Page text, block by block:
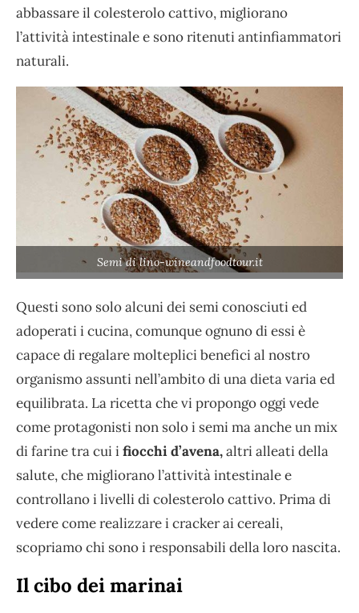
abbassare il colesterolo cattivo, migliorano
l’attività intestinale e sono ritenuti antinfiammatori
naturali.
Semi di lino-wineandfoodtour.it
Questi sono solo alcuni dei semi conosciuti ed
adoperati i cucina, comunque ognuno di essi è
capace di regalare molteplici benefici al nostro
organismo assunti nell’ambito di una dieta varia ed
equilibrata. La ricetta che vi propongo oggi vede
come protagonisti non solo i semi ma anche un mix
di farine tra cui ifiocchi d’avena,altri alleati della
salute, che migliorano l’attività intestinale e
controllano i livelli di colesterolo cattivo. Prima di
vedere come realizzare i cracker ai cereali,
scopriamo chi sono i responsabili della loro nascita.
Il cibo dei marinai